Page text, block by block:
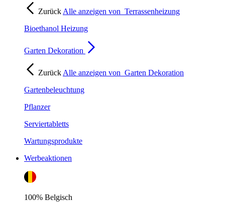
Zurück Alle anzeigen von Terrassenheizung
Bioethanol Heizung
Garten Dekoration
Zurück Alle anzeigen von Garten Dekoration
Gartenbeleuchtung
Pflanzer
Serviertabletts
Wartungsprodukte
Werbeaktionen
100% Belgisch